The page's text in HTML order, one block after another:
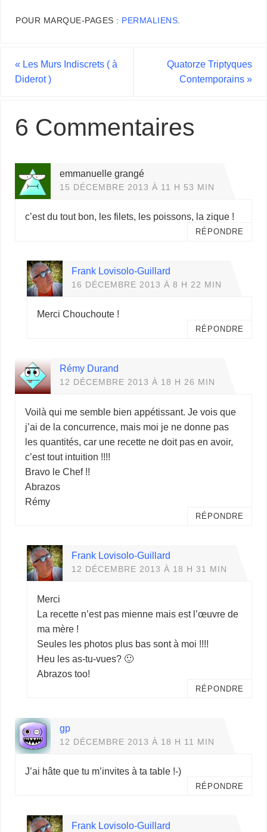
POUR MARQUE-PAGES : PERMALIENS
« Les Murs Indiscrets ( à
Diderot )
Quatorze Triptyques
Contemporains »
6 Commentaires
emmanuelle grangé
15 DÉCEMBRE 2013 À 11 H 53 MIN
c’est du tout bon, les filets, les poissons, la zique !
RÉPONDRE
Frank Lovisolo-Guillard
16 DÉCEMBRE 2013 À 8 H 22 MIN
Merci Chouchoute !
RÉPONDRE
Rémy Durand
12 DÉCEMBRE 2013 À 18 H 26 MIN
Voilà qui me semble bien appétissant. Je vois que
j’ai de la concurrence, mais moi je ne donne pas
les quantités, car une recette ne doit pas en avoir,
c’est tout intuition !!!!
Bravo le Chef !!
Abrazos
Rémy
RÉPONDRE
Frank Lovisolo-Guillard
12 DÉCEMBRE 2013 À 18 H 31 MIN
Merci
La recette n’est pas mienne mais est l’œuvre de
ma mère !
Seules les photos plus bas sont à moi !!!!
Heu les as-tu-vues? 🙂
Abrazos too!
RÉPONDRE
gp
12 DÉCEMBRE 2013 À 18 H 11 MIN
J’ai hâte que tu m’invites à ta table !-)
RÉPONDRE
Frank Lovisolo-Guillard